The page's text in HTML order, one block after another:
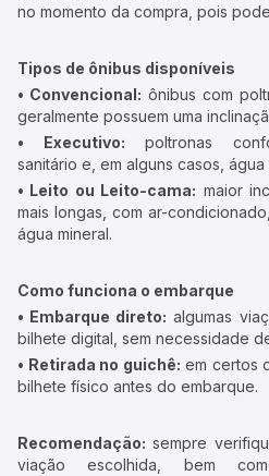
no momento da compra, pois
Tipos de ônibus disponíveis
• Convencional: ônibus com
geralmente possuem uma
• Executivo: poltronas
sanitário e, em alguns casos, água
• Leito ou Leito-cama: maior
mais longas, com ar-
água mineral.
Como funciona o embarque
• Embarque direto: algumas
bilhete digital, sem necessidade
• Retirada no guichê: em certos
bilhete físico antes do embarque.
Recomendação: sempre
viação escolhida, bem